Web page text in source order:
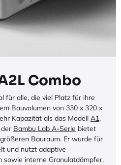
Combo
für alle, die viel Platz für ihre
Bauvolumen von 330 x 320 x
Kapazität als das Modell A1.
Bambu Lab A-Serie bietet
Bauraum. Er wurde für
und nutzt adaptive
sowie interne Granulatdämpfer,